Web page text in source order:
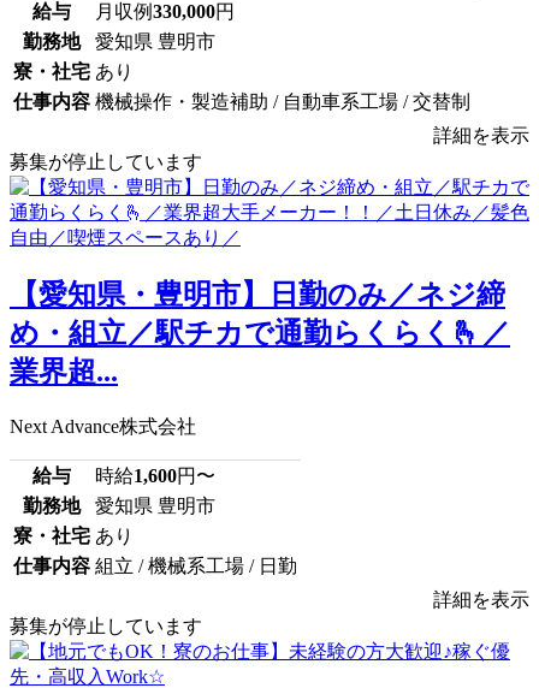
給与 月収例330,000円
勤務地
愛知県 豊明市
寮・社宅 あり
仕事内容 機械操作・製造補助 / 自動車系工場 / 交替制
詳細を表示
募集が停止しています
【愛知県・豊明市】日勤のみ／ネジ締
め・組立／駅チカで通勤らくらく🫰／
業界超...
Next Advance株式会社
給与 時給1,600円〜
勤務地
愛知県 豊明市
寮・社宅 あり
仕事内容 組立 / 機械系工場 / 日勤
詳細を表示
募集が停止しています